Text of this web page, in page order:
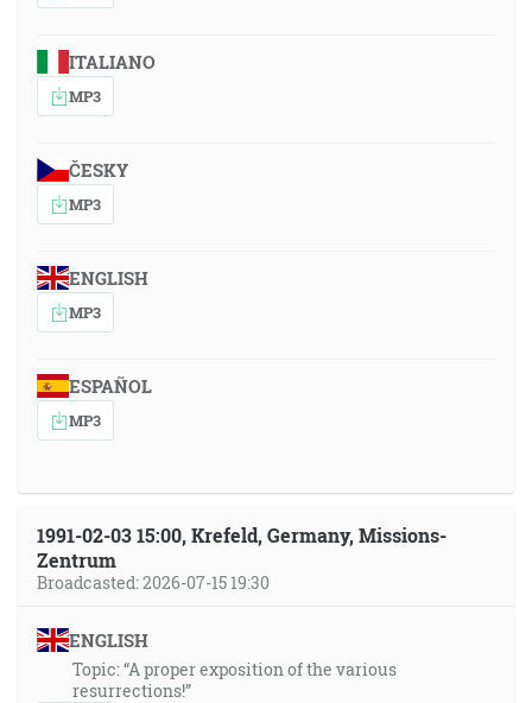
ITALIANO
MP3
ČESKY
MP3
ENGLISH
MP3
ESPAÑOL
MP3
1991-02-03 15:00, Krefeld, Germany, Missions-
Zentrum
Broadcasted: 2026-07-15 19:30
ENGLISH
Topic: “A proper exposition of the various
resurrections!”